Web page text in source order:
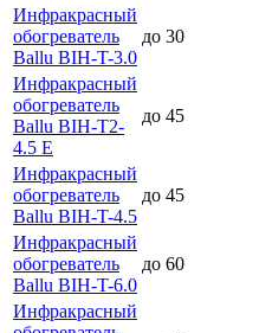
Инфракрасный
обогреватель
Ballu BIH-T-3.0
до 30
Инфракрасный
обогреватель
Ballu BIH-T2-
4.5 E
до 45
Инфракрасный
обогреватель
Ballu BIH-T-4.5
до 45
Инфракрасный
обогреватель
Ballu BIH-T-6.0
до 60
Инфракрасный